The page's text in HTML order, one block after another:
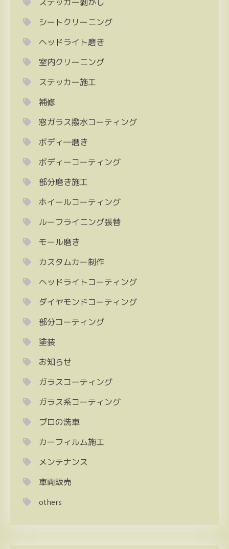
ステッカー剝がし
シートクリーニング
ヘッドライト磨き
室内クリーニング
ステッカー施工
補修
窓ガラス撥水コーティング
ボディ―磨き
ボディーコーティング
部分磨き施工
ホイールコーティング
ルーフライニング張替
モール磨き
カスタムカー制作
ヘッドライトコーティング
ダイヤモンドコーティング
部分コーティング
塗装
お知らせ
ガラスコーティング
ガラス系コーティング
プロの洗車
カーフィルム施工
メンテナンス
車両販売
others